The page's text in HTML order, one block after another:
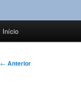
Início
Navegação
← Anterior